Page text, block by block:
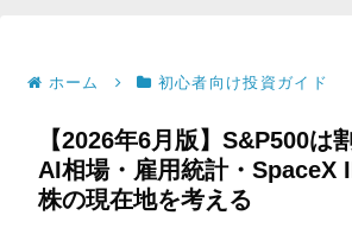
ホーム 初心者向け投資ガイド
【2026年6月版】S&P500は
AI相場・雇用統計・SpaceX
株の現在地を考える